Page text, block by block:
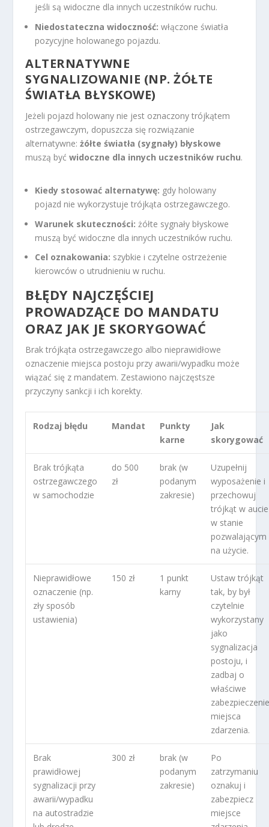
jeśli są widoczne dla innych uczestników ruchu.
Niedostateczna widoczność: włączone światła
pozycyjne holowanego pojazdu.
ALTERNATYWNE
SYGNALIZOWANIE (NP. ŻÓŁTE
ŚWIATŁA BŁYSKOWE)
Jeżeli pojazd holowany nie jest oznaczony trójkątem
ostrzegawczym, dopuszcza się rozwiązanie
alternatywne:żółte światła (sygnały) błyskowe
muszą byćwidoczne dla innych uczestników ruchu.
Kiedy stosować alternatywę: gdy holowany
pojazd nie wykorzystuje trójkąta ostrzegawczego.
Warunek skuteczności: żółte sygnały błyskowe
muszą być widoczne dla innych uczestników ruchu.
Cel oznakowania: szybkie i czytelne ostrzeżenie
kierowców o utrudnieniu w ruchu.
BŁĘDY NAJCZĘŚCIEJ
PROWADZĄCE DO MANDATU
ORAZ JAK JE SKORYGOWAĆ
Brak trójkąta ostrzegawczego albo nieprawidłowe
oznaczenie miejsca postoju przy awarii/wypadku może
wiązać się z mandatem. Zestawiono najczęstsze
przyczyny sankcji i ich korekty.
Rodzaj błędu Mandat
Punkty
karne
Jak
skorygować
Brak trójkąta
ostrzegawczego
w samochodzie
do 500
zł
brak (w
podanym
zakresie)
Uzupełnij
wyposażenie i
przechowuj
trójkąt w aucie
w stanie
pozwalającym
na użycie.
Nieprawidłowe
oznaczenie (np.
zły sposób
ustawienia)
150 zł
1 punkt
karny
Ustaw trójkąt
tak, by był
czytelnie
wykorzystany
jako
sygnalizacja
postoju, i
zadbaj o
właściwe
miejsca
zdarzenia.
Brak
prawidłowej
sygnalizacji przy
awarii/wypadku
na autostradzie
300 zł
brak (w
podanym
zakresie)
Po
zatrzymaniu
oznakuj i
zabezpiecz
miejsce